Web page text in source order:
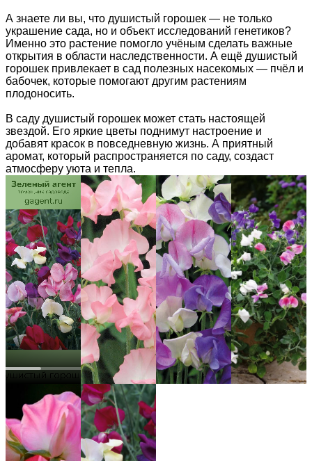
А знаете ли вы, что душистый горошек — не только
украшение сада, но и объект исследований генетиков?
Именно это растение помогло учёным сделать важные
открытия в области наследственности. А ещё душистый
горошек привлекает в сад полезных насекомых — пчёл и
бабочек, которые помогают другим растениям
плодоносить.
В саду душистый горошек может стать настоящей
звездой. Его яркие цветы поднимут настроение и
добавят красок в повседневную жизнь. А приятный
аромат, который распространяется по саду, создаст
атмосферу уюта и тепла.